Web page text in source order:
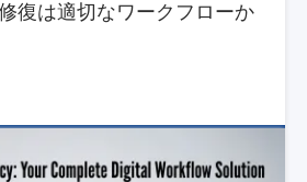
復は適切なワークフローか